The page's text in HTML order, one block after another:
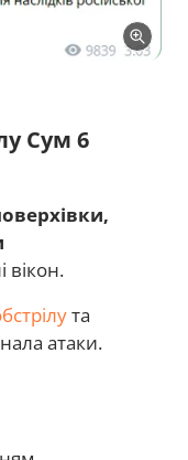
Сум 6
вікон.
та
атаки.